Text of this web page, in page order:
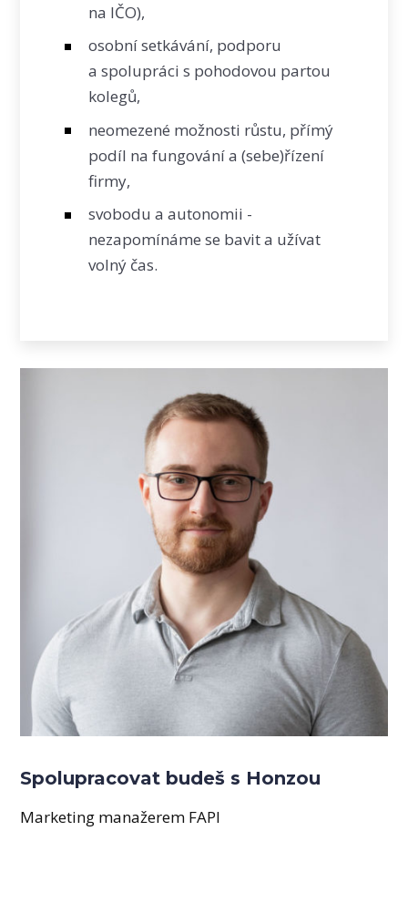
na IČO),
osobní setkávání, podporu
a spolupráci s pohodovou partou
kolegů,
neomezené možnosti růstu, přímý
podíl na fungování a (sebe)řízení
firmy,
svobodu a autonomii -
nezapomínáme se bavit a užívat
volný čas.
Spolupracovat budeš s Honzou
Marketing manažerem FAPI